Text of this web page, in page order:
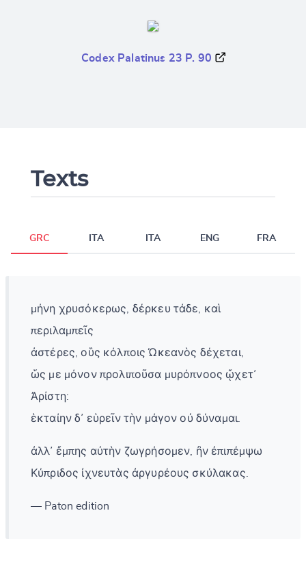
Codex Palatinus 23 P. 90
Texts
GRC ITA ITA ENG FRA
μήνη χρυσόκερως, δέρκευ τάδε, καὶ
περιλαμπεῖς
ἀστέρες, οὓς κόλποις Ὠκεανὸς δέχεται,
ὥς με μόνον προλιποῦσα μυρόπνοος ᾤχετ᾽
Ἀρίστη:
ἑκταίην δ᾽ εὑρεῖν τὴν μάγον οὐ δύναμαι.
ἀλλ᾽ ἔμπης αὐτὴν ζωγρήσομεν, ἢν ἐπιπέμψω
Κύπριδος ἰχνευτὰς ἀργυρέους σκύλακας.
— Paton edition